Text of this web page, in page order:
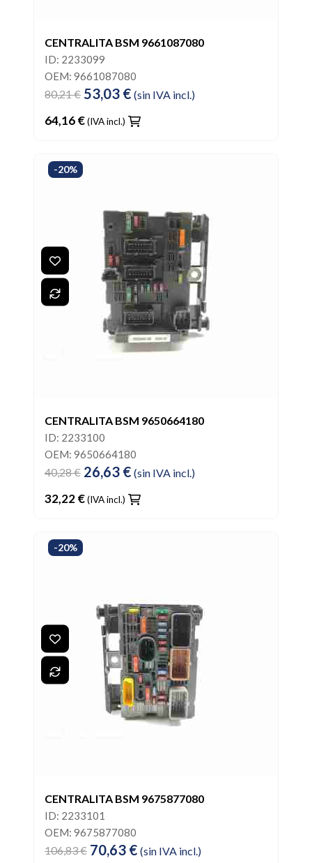
CENTRALITA BSM 9661087080
ID: 2233099
OEM: 9661087080
80,21 € 53,03 € (sin IVA incl.)
64,16 €(IVA incl.)
-20%
CENTRALITA BSM 9650664180
ID: 2233100
OEM: 9650664180
40,28 € 26,63 € (sin IVA incl.)
32,22 €(IVA incl.)
-20%
CENTRALITA BSM 9675877080
ID: 2233101
OEM: 9675877080
106,83 € 70,63 € (sin IVA incl.)